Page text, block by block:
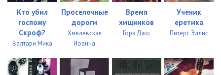
Кто убил
госпожу
Скроф?
Валтари Мика
Проселочные
дороги
Хмелевская
Иоанна
Время
хищников
Горз Джо
Ученик
еретика
Питерс Эллис